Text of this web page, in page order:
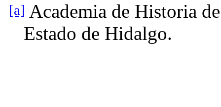
[a] Academia de Historia
Estado de Hidalgo.